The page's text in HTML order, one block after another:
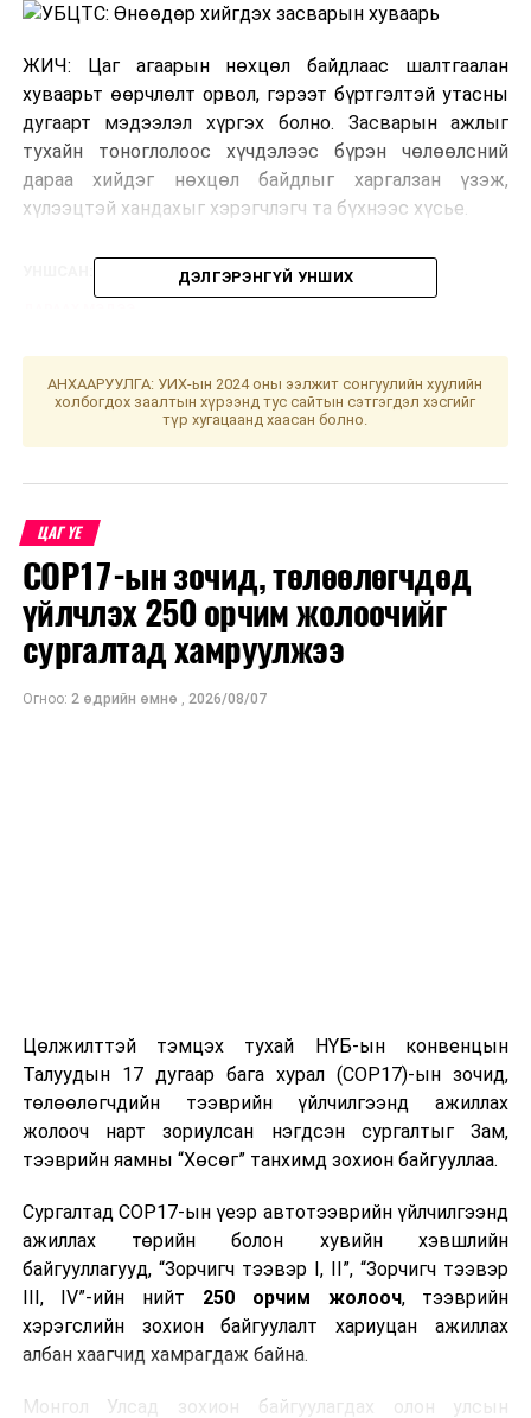
ЖИЧ: Цаг агаарын нөхцөл байдлаас шалтгаалан
хуваарьт өөрчлөлт орвол, гэрээт бүртгэлтэй утасны
дугаарт мэдээлэл хүргэх болно. Засварын ажлыг
тухайн тоноглолоос хүчдэлээс бүрэн чөлөөлсний
дараа хийдэг нөхцөл байдлыг харгалзан үзэж,
хүлээцтэй хандахыг хэрэгчлэгч та бүхнээс хүсье.
Улаанбаатарт өдөртөө 25 хэм дулаан
ДЭЛГЭРЭНГҮЙ УНШИХ
АНХААРУУЛГА: УИХ-ын 2024 оны ээлжит сонгуулийн хуулийн
холбогдох заалтын хүрээнд тус сайтын сэтгэгдэл хэсгийг
түр хугацаанд хаасан болно.
ЦАГ ҮЕ
COP17-ын зочид, төлөөлөгчдөд
үйлчлэх 250 орчим жолоочийг
сургалтад хамруулжээ
Огноо: 2 өдрийн өмнө 2026/08/07
Цөлжилттэй тэмцэх тухай НҮБ-ын конвенцын
Талуудын 17 дугаар бага хурал (COP17)-ын зочид,
төлөөлөгчдийн тээврийн үйлчилгээнд ажиллах
жолооч нарт зориулсан нэгдсэн сургалтыг Зам,
тээврийн яамны “Хөсөг” танхимд зохион байгууллаа.
Сургалтад COP17-ын үеэр автотээврийн үйлчилгээнд
ажиллах төрийн болон хувийн хэвшлийн
байгууллагууд, “Зорчигч тээвэр I, II”, “Зорчигч тээвэр
III, IV”-ийн нийт 250 орчим жолооч, тээврийн
хэрэгслийн зохион байгуулалт хариуцан ажиллах
албан хаагчид хамрагдаж байна.
Монгол Улсад зохион байгуулагдах олон улсын